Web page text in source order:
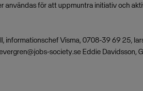
användas för att uppmuntra initiativ och
informationschef Visma, 0708-39 69 25,
society.se Eddie Davidsson,